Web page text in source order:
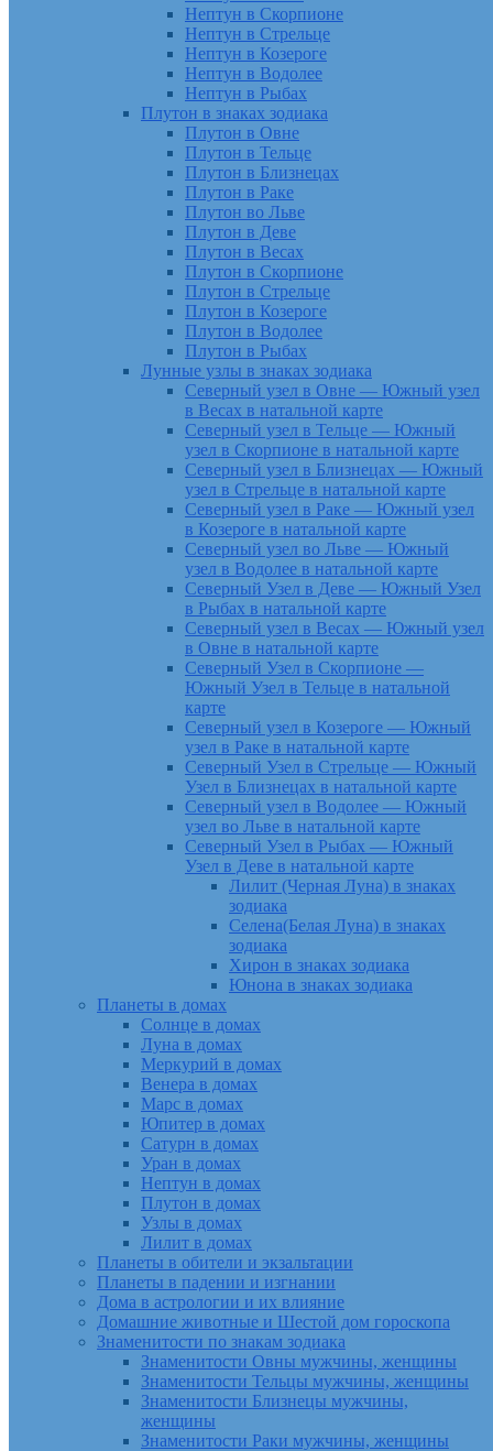
Нептун в Скорпионе
Нептун в Стрельце
Нептун в Козероге
Нептун в Водолее
Нептун в Рыбах
Плутон в знаках зодиака
Плутон в Овне
Плутон в Тельце
Плутон в Близнецах
Плутон в Раке
Плутон во Льве
Плутон в Деве
Плутон в Весах
Плутон в Скорпионе
Плутон в Стрельце
Плутон в Козероге
Плутон в Водолее
Плутон в Рыбах
Лунные узлы в знаках зодиака
Северный узел в Овне — Южный узел
в Весах в натальной карте
Северный узел в Тельце — Южный
узел в Скорпионе в натальной карте
Северный узел в Близнецах — Южный
узел в Стрельце в натальной карте
Северный узел в Раке — Южный узел
в Козероге в натальной карте
Северный узел во Льве — Южный
узел в Водолее в натальной карте
Северный Узел в Деве — Южный Узел
в Рыбах в натальной карте
Северный узел в Весах — Южный узел
в Овне в натальной карте
Северный Узел в Скорпионе —
Южный Узел в Тельце в натальной
карте
Северный узел в Козероге — Южный
узел в Раке в натальной карте
Северный Узел в Стрельце — Южный
Узел в Близнецах в натальной карте
Северный узел в Водолее — Южный
узел во Льве в натальной карте
Северный Узел в Рыбах — Южный
Узел в Деве в натальной карте
Лилит (Черная Луна) в знаках
зодиака
Селена(Белая Луна) в знаках
зодиака
Хирон в знаках зодиака
Юнона в знаках зодиака
Планеты в домах
Солнце в домах
Луна в домах
Меркурий в домах
Венера в домах
Марс в домах
Юпитер в домах
Сатурн в домах
Уран в домах
Нептун в домах
Плутон в домах
Узлы в домах
Лилит в домах
Планеты в обители и экзальтации
Планеты в падении и изгнании
Дома в астрологии и их влияние
Домашние животные и Шестой дом гороскопа
Знаменитости по знакам зодиака
Знаменитости Овны мужчины, женщины
Знаменитости Тельцы мужчины, женщины
Знаменитости Близнецы мужчины,
женщины
Знаменитости Раки мужчины, женщины